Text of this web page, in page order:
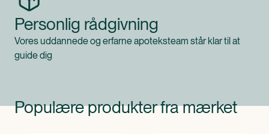
Personlig rådgivning
Vores uddannede og erfarne apoteksteam står klar til at
guide dig
Populære produkter fra mærket